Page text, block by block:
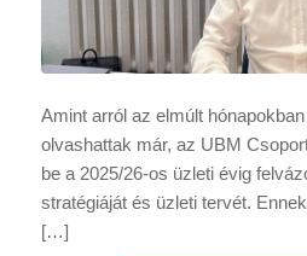
Amint arról az elmúlt
olvashattak már, az UBM
be a 2025/26-os üzleti évig
stratégiáját és üzleti tervét.
[…]